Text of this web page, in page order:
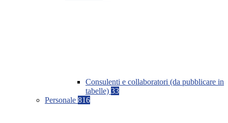
Consulenti e collaboratori (da pubblicare in
tabelle) 33
Personale 816